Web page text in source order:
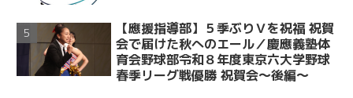
【應援指導部】５季ぶりＶを祝福 祝賀
会で届けた秋へのエール／慶應義塾体
育会野球部令和８年度東京六大学野球
春季リーグ戦優勝 祝賀会～後編～